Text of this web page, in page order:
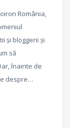
România,
și bloggerii și
să
înainte de
despre…